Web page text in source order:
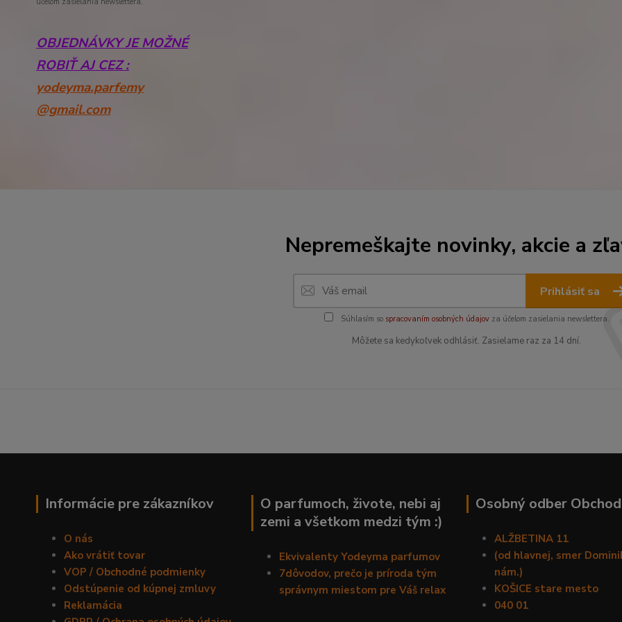
OBJEDNÁVKY JE MOŽNÉ
ROBIŤ AJ CEZ :
yodeyma.parfemy
@gmail.com
Nepremeškajte novinky, akcie a
Prihlásiť sa
Súhlasím so spracovaním osobných údajovza účelom zasielania newslettera.
Môžete sa kedykoľvek odhlásiť. Zasielame raz za 14 dní.
Informácie pre zákazníkov
O nás
Ako vrátiť tovar
VOP / Obchodné podmienky
Odstúpenie od kúpnej zmluvy
Reklamácia
O parfumoch, živote, nebi aj
zemi a všetkom medzi tým :)
Ekvivalenty Yodeyma parfumov
7dôvodov, prečo je príroda tým
správnym miestom pre Váš relax
Osobný odber Obchod
ALŽBETINA 11
(od hlavnej, smer
nám.)
KOŠICE stare mesto
040 01